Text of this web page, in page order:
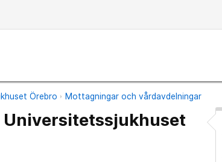
Örebro Mottagningar och vårdavdelningar